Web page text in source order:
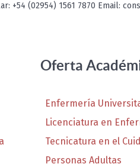
+54 (02954) 1561 7870 Email:
Oferta
Enfermería
Licenciatura en
Tecnicatura en el
Personas Adultas